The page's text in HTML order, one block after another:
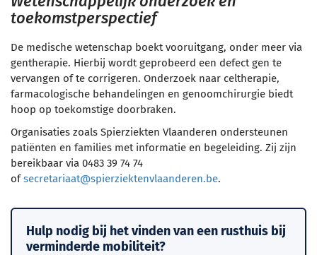
toekomstperspectief
De medische wetenschap boekt vooruitgang, onder meer via
gentherapie. Hierbij wordt geprobeerd een defect gen te
vervangen of te corrigeren. Onderzoek naar celtherapie,
farmacologische behandelingen en genoomchirurgie biedt
hoop op toekomstige doorbraken.
Organisaties zoals Spierziekten Vlaanderen ondersteunen
patiënten en families met informatie en begeleiding. Zij zijn
bereikbaar via 0483 39 74 74
ofsecretariaat@spierziektenvlaanderen.be.
Hulp nodig bij het vinden van een rusthuis bij
verminderde mobiliteit?